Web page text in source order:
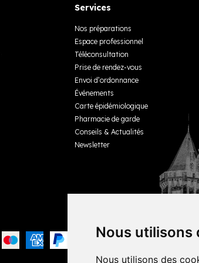
Nous utilisons
Nous utilisons des
Services
Nos préparations
Espace professionnel
Téléconsultation
Prise de rendez-vous
Envoi d’ordonnance
Événements
Carte épidémiologique
Pharmacie de garde
Conseils & Actualités
Newsletter